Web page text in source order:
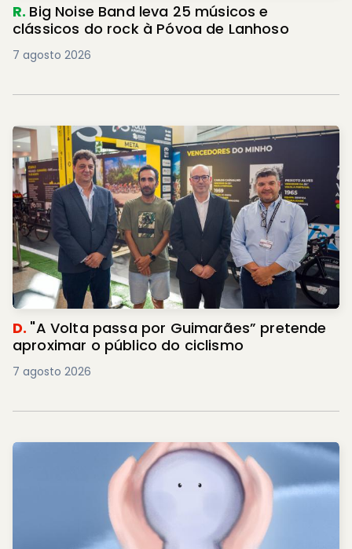
R. Big Noise Band leva 25 músicos e
clássicos do rock à Póvoa de Lanhoso
7 agosto 2026
D. "A Volta passa por Guimarães” pretende
aproximar o público do ciclismo
7 agosto 2026